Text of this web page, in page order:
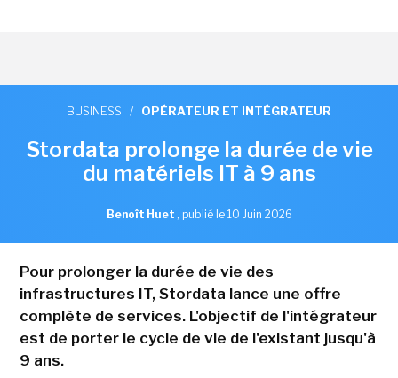
BUSINESS / OPÉRATEUR ET INTÉGRATEUR
Stordata prolonge la durée de vie
du matériels IT à 9 ans
Benoît Huet , publié le 10 Juin 2026
Pour prolonger la durée de vie des
infrastructures IT, Stordata lance une offre
complète de services. L'objectif de l'intégrateur
est de porter le cycle de vie de l'existant jusqu'à
9 ans.